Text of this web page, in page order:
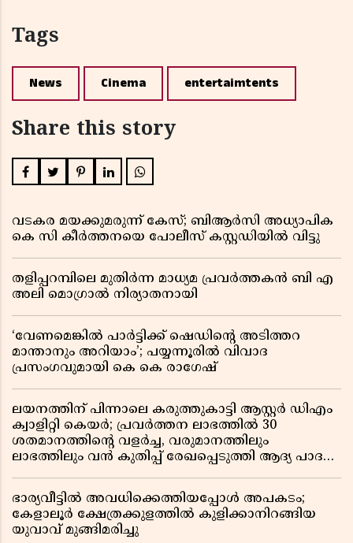
Tags
News Cinema entertaimtents
Share this story
വടകര മയക്കുമരുന്ന് കേസ്; ബിആർസി അധ്യാപിക
കെ സി കീർത്തനയെ പോലീസ് കസ്റ്റഡിയിൽ വിട്ടു
തളിപ്പറമ്പിലെ മുതിർന്ന മാധ്യമ പ്രവർത്തകൻ ബി എ
അലി മൊഗ്രാൽ നിര്യാതനായി
‘വേണമെങ്കിൽ പാർട്ടിക്ക് ഷെഡിൻ്റെ അടിത്തറ
മാന്താനും അറിയാം’; പയ്യന്നൂരിൽ വിവാദ
പ്രസംഗവുമായി കെ കെ രാഗേഷ്
ലയനത്തിന് പിന്നാലെ കരുത്തുകാട്ടി ആസ്റ്റർ ഡിഎം
ക്വാളിറ്റി കെയർ; പ്രവർത്തന ലാഭത്തിൽ 30
ശതമാനത്തിൻ്റെ വളർച്ച, വരുമാനത്തിലും
ലാഭത്തിലും വൻ കുതിപ്പ് രേഖപ്പെടുത്തി ആദ്യ പാദ
ഭാര്യവീട്ടിൽ അവധിക്കെത്തിയപ്പോൾ അപകടം;
കേളാലൂർ ക്ഷേത്രക്കുളത്തിൽ കുളിക്കാനിറങ്ങിയ
യുവാവ് മുങ്ങിമരിച്ചു